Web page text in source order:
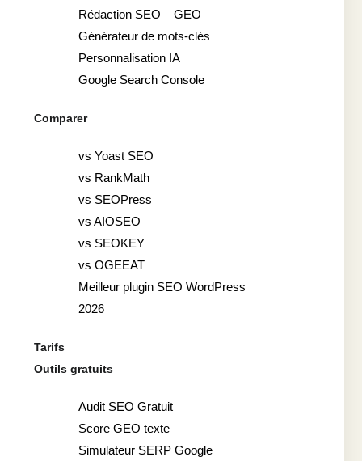
Rédaction SEO – GEO
Générateur de mots-clés
Personnalisation IA
Google Search Console
Comparer
vs Yoast SEO
vs RankMath
vs SEOPress
vs AIOSEO
vs SEOKEY
vs OGEEAT
Meilleur plugin SEO WordPress
2026
Tarifs
Outils gratuits
Audit SEO Gratuit
Score GEO texte
Simulateur SERP Google